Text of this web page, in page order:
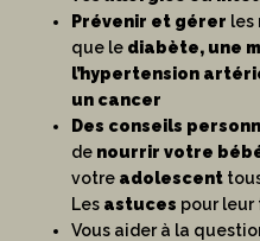
Prévenir et gérer les
que le diabète, une
l’hypertension
un cancer
Des conseils
de nourrir votre
votre adolescent
Les astuces pour leur
Vous aider à la